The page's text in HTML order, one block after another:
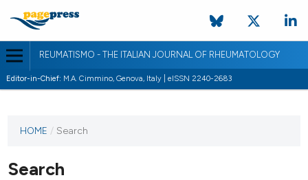
REUMATISMO - THE ITALIAN JOURNAL OF RHEUMATOLOGY
Editor-in-Chief: M.A. Cimmino, Genova, Italy | eISSN 2240-2683
HOME / Search
Search